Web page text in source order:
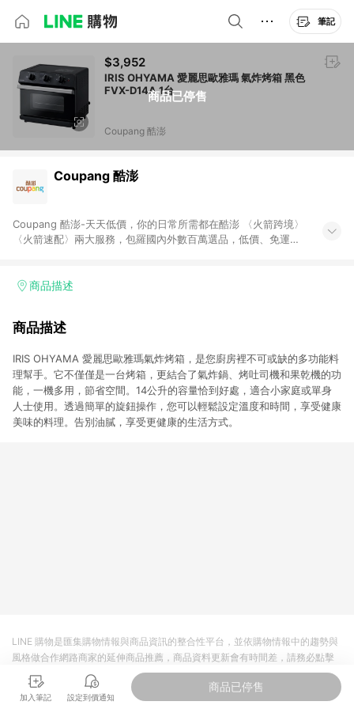
筆記
商品已停售
$3,952
IRIS OHYAMA 愛麗思歐雅瑪 氣炸烤箱 黑色
FVX-D14A 1台
Coupang 酷澎
Coupang 酷澎
Coupang 酷澎-天天低價，你的日常所需都在酷澎 〈火箭跨境〉
〈火箭速配〉兩大服務，包羅國內外數百萬選品，低價、免運，
加入WOW會員告別湊免運，火箭速配、火箭跨境優質選品不限金
商品描述
商品描述
IRIS OHYAMA 愛麗思歐雅瑪氣炸烤箱，是您廚房裡不可或缺的多功能料
理幫手。它不僅僅是一台烤箱，更結合了氣炸鍋、烤吐司機和果乾機的功
能，一機多用，節省空間。14公升的容量恰到好處，適合小家庭或單身
人士使用。透過簡單的旋鈕操作，您可以輕鬆設定溫度和時間，享受健康
美味的料理。告別油膩，享受更健康的生活方式。
加入筆記 設定到價通知
商品已停售
LINE 購物是匯集購物情報與商品資訊的整合性平台，並依購物情報中的趨勢與
風格做合作網路商家的延伸商品推薦，商品資料更新會有時間差，請務必點擊
商品至各合作網路商家，確認現售價與購物條件，一切資訊以合作廠商網頁為
準。